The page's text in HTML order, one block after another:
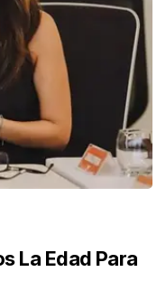
La Edad Para